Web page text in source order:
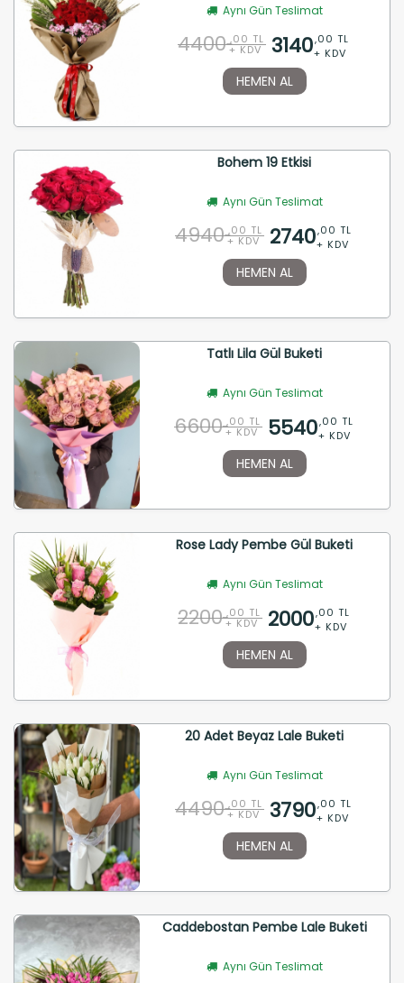
Aynı Gün Teslimat
4400 ,00 TL
+ KDV 3140,00 TL
+ KDV
HEMEN AL
Bohem 19 Etkisi
Aynı Gün Teslimat
4940 ,00 TL
+ KDV 2740,00 TL
+ KDV
HEMEN AL
Tatlı Lila Gül Buketi
Aynı Gün Teslimat
6600 ,00 TL
+ KDV 5540,00 TL
+ KDV
HEMEN AL
Rose Lady Pembe Gül Buketi
Aynı Gün Teslimat
2200 ,00 TL
+ KDV 2000,00 TL
+ KDV
HEMEN AL
20 Adet Beyaz Lale Buketi
Aynı Gün Teslimat
4490 ,00 TL
+ KDV 3790,00 TL
+ KDV
HEMEN AL
Caddebostan Pembe Lale Buketi
Aynı Gün Teslimat